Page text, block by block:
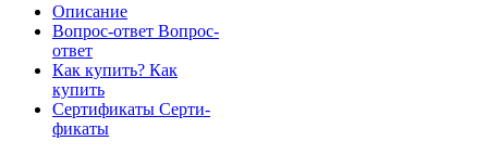
Описание
Вопрос-ответ Вопрос-
ответ
Как купить? Как
купить
Сертификаты Серти-
фикаты